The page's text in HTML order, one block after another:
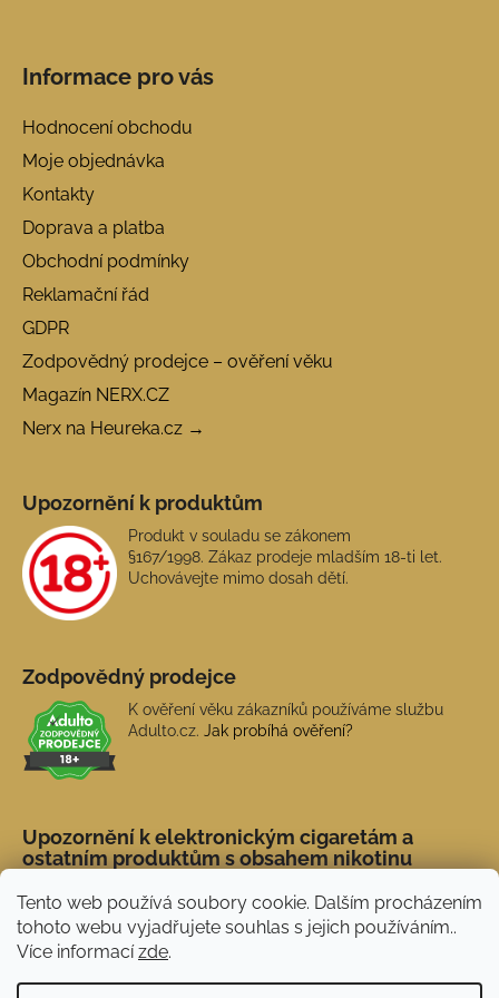
Tento web používá soubory cookie. Dalším procházením
tohoto webu vyjadřujete souhlas s jejich používáním..
Více informacízde.
Informace pro vás
Hodnocení obchodu
Moje objednávka
Kontakty
Doprava a platba
Obchodní podmínky
Reklamační řád
GDPR
Zodpovědný prodejce – ověření věku
Magazín NERX.CZ
Nerx na Heureka.cz →
Upozornění k produktům
Produkt v souladu se zákonem
§167/1998. Zákaz prodeje mladším 18-ti let.
Uchovávejte mimo dosah dětí.
Zodpovědný prodejce
K ověření věku zákazníků používáme službu
Adulto.cz. Jak probíhá ověření?
Upozornění k elektronickým cigaretám a
ostatním produktům s obsahem nikotinu